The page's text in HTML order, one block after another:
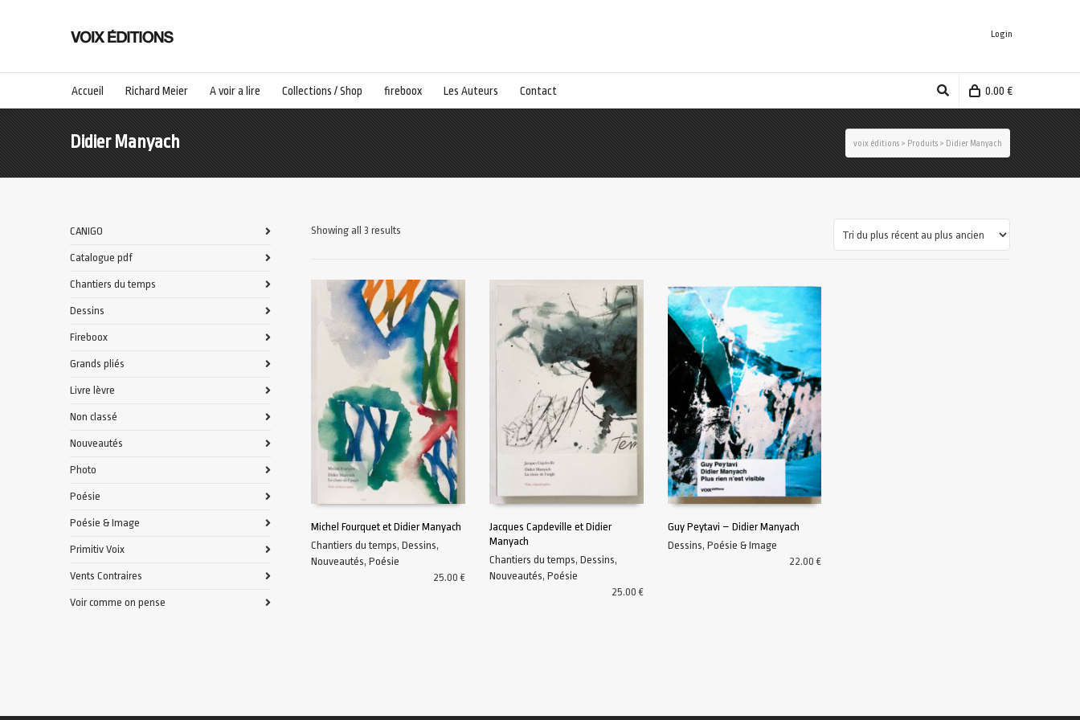
Login
Accueil Richard Meier A voir a lire Collections / Shop fireboox Les Auteurs Contact 0.00 €
Didier Manyach voix éditions > Produits > Didier Manyach
Showing all 3 results
AJOUTER AU PANIER
Michel Fourquet et Didier Manyach
Chantiers du temps, Dessins,
Nouveautés, Poésie
25.00€
Jacques Capdeville et Didier
Manyach
Chantiers du temps, Dessins,
Nouveautés, Poésie
25.00€
AJOUTER AU PANIER
Guy Peytavi – Didier Manyach
Dessins, Poésie & Image
22.00€
CANIGO
Catalogue pdf
Chantiers du temps
Dessins
Fireboox
Grands pliés
Livre lèvre
Non classé
Nouveautés
Photo
Poésie
Poésie & Image
Primitiv Voix
Vents Contraires
Voir comme on pense